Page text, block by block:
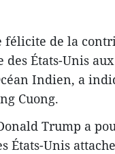
félicite de la
des États-Unis
Indien, a
Cuong.
Trump a
États-Unis